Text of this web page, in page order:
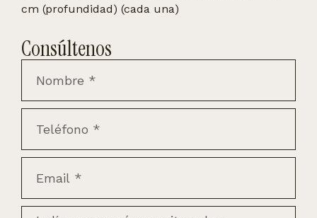
cm (profundidad) (cada una)
Consúltenos